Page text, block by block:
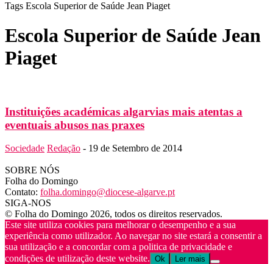
Tags Escola Superior de Saúde Jean Piaget
Escola Superior de Saúde Jean
Piaget
Instituições académicas algarvias mais atentas a
eventuais abusos nas praxes
Sociedade Redação - 19 de Setembro de 2014
SOBRE NÓS
Folha do Domingo
Contato: folha.domingo@diocese-algarve.pt
SIGA-NOS
© Folha do Domingo 2026, todos os direitos reservados.
Este site utiliza cookies para melhorar o desempenho e a sua
experiência como utilizador. Ao navegar no site estará a consentir a
sua utilização e a concordar com a politica de privacidade e
condições de utilização deste website. Ok Ler mais